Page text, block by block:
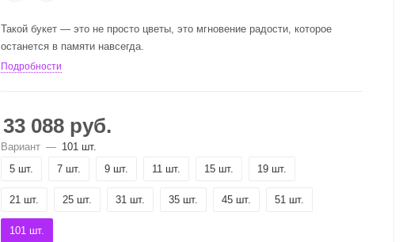
Такой букет — это не просто цветы, это мгновение радости, которое
останется в памяти навсегда.
Подробности
33 088 руб.
Вариант — 101 шт.
5 шт.
7 шт. 9 шт. 11 шт. 15 шт. 19 шт.
21 шт. 25 шт. 31 шт. 35 шт. 45 шт. 51 шт.
101 шт.